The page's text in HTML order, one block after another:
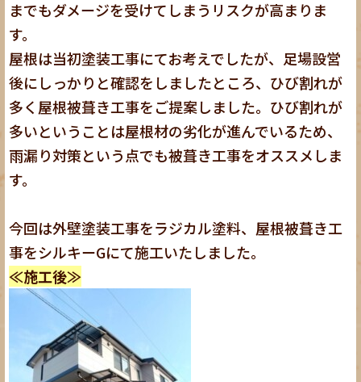
までもダメージを受けてしまうリスクが高まりま
す。
屋根は当初塗装工事にてお考えでしたが、足場設営
後にしっかりと確認をしましたところ、ひび割れが
多く屋根被葺き工事をご提案しました。ひび割れが
多いということは屋根材の劣化が進んでいるため、
雨漏り対策という点でも被葺き工事をオススメしま
す。
今回は外壁塗装工事をラジカル塗料、屋根被葺き工
事をシルキーGにて施工いたしました。
≪施工後≫